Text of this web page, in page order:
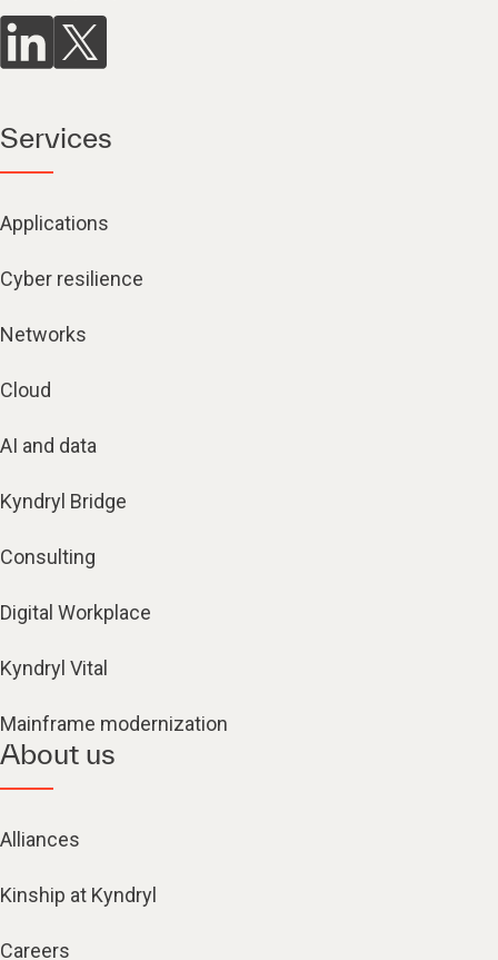
Services
Applications
Cyber resilience
Networks
Cloud
AI and data
Kyndryl Bridge
Consulting
Digital Workplace
Kyndryl Vital
Mainframe modernization
About us
Alliances
Kinship at Kyndryl
Careers